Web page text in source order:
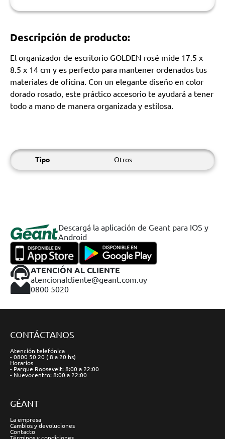
Descripción de producto:
El organizador de escritorio GOLDEN rosé mide 17.5 x
8.5 x 14 cm y es perfecto para mantener ordenados tus
materiales de oficina. Con un elegante diseño en color
dorado rosado, este práctico accesorio te ayudará a tener
todo a mano de manera organizada y estilosa.
Tipo Otros
Descargá la aplicación de Geant para IOS y
Android
ATENCIÓN AL CLIENTE
atencionalcliente@geant.com.uy
0800 5020
CONTÁCTANOS
Atención telefónica
- 0800 50 20 ( 8 a 20 hs)
Horarios
- Parque Roosevelt: 8:00 a 22:00
- Nuevocentro: 8:00 a 22:00
GÉANT
La empresa
Cambios y devoluciones
Contacto